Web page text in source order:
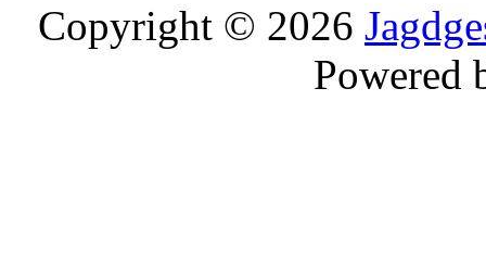
Copyright © 2026
Powered